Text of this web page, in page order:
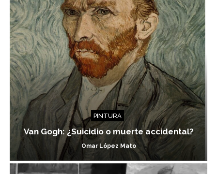
PINTURA
Van Gogh: ¿Suicidio o muerte accidental?
Omar López Mato